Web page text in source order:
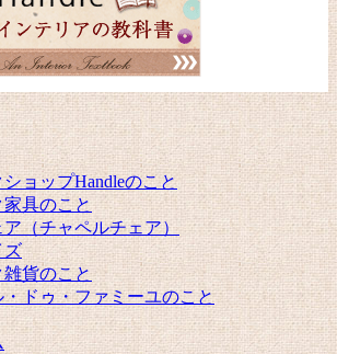
ョップHandleのこと
具のこと
（チャペルチェア）
ズ
貨のこと
・ドゥ・ファミーユのこと